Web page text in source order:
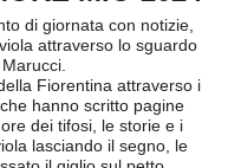
di giornata con notizie,
attraverso lo sguardo
Fiorentina attraverso i
hanno scritto pagine
dei tifosi, le storie e i
lasciando il segno, le